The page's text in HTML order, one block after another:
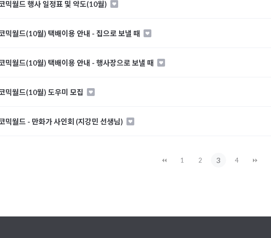
믹월드 행사 일정표 및 약도(10월)
믹월드(10월) 택배이용 안내 - 집으로 보낼 때
믹월드(10월) 택배이용 안내 - 행사장으로 보낼 때
믹월드(10월) 도우미 모집
믹월드 - 만화가 사인회 (지강민 선생님)
1 2 3 4